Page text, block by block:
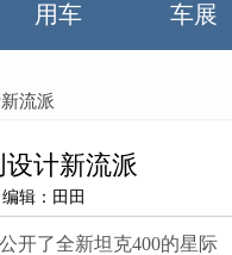
用车 车展
流派
计新流派
辑：田田
开了全新坦克400的星际